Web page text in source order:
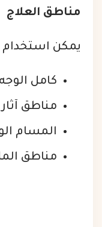
مناطق العلاج
يمكن استخدام
كامل الوجه
مناطق
المسام
مناطق